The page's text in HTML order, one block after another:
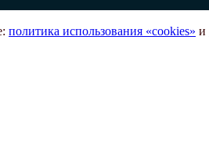
политика использования «cookies» и